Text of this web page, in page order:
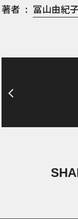
著者 冨山由紀